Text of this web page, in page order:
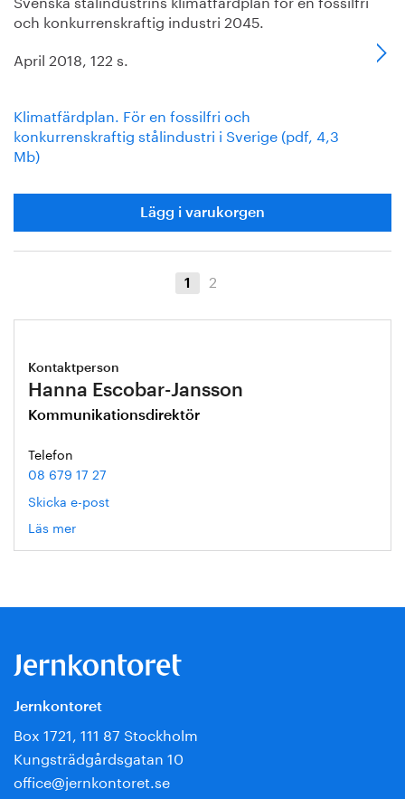
och konkurrenskraftig industri 2045.
April 2018, 122 s.
Klimatfärdplan. För en fossilfri och
konkurrenskraftig stålindustri i Sverige (pdf, 4,3
Mb)
Lägg i varukorgen
1 2
Kontaktperson
Hanna Escobar-Jansson
Kommunikationsdirektör
Telefon
08 679 17 27
Skicka e-post
Läs mer
Hanna
Jernkontoret
Box 1721, 111 87 Stockholm
Kungsträdgårdsgatan 10
office@jernkontoret.se